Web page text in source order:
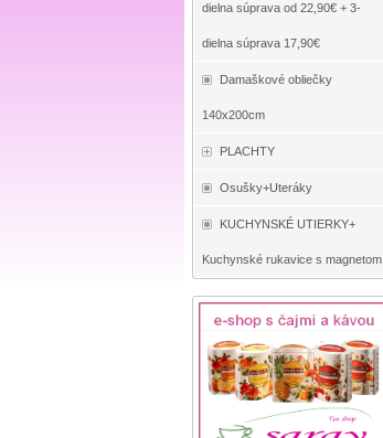
dielna súprava od 22,90€ + 3-
dielna súprava 17,90€
Damaškové obliečky
140x200cm
PLACHTY
Osušky+Uteráky
KUCHYNSKÉ UTIERKY+
Kuchynské rukavice s magnetom